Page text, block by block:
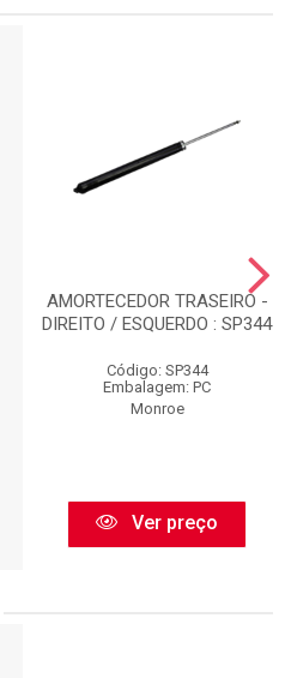
AMORTECEDOR TRASEIRO -
DIREITO / ESQUERDO : SP344
Código: SP344
Embalagem: PC
Monroe
Ver preço